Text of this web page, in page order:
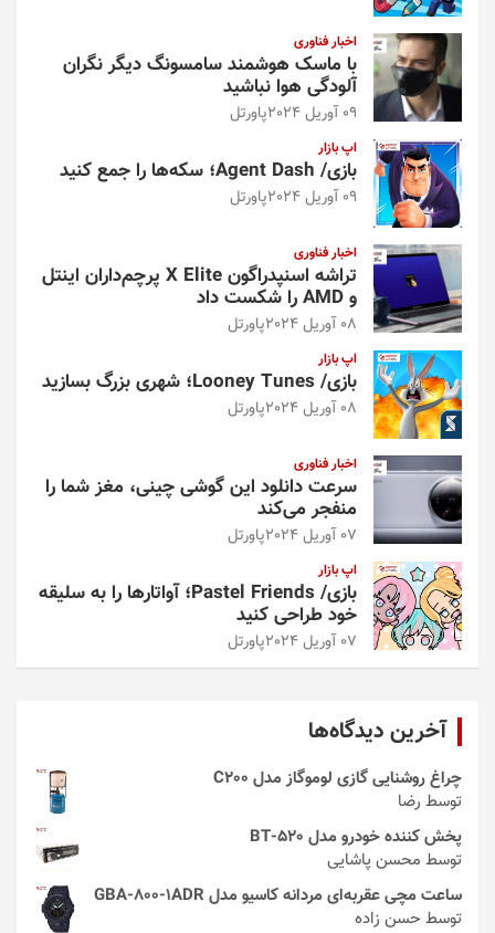
اخبار فناوری
با ماسک هوشمند سامسونگ دیگر نگران
آلودگی هوا نباشید
09 آوریل 2024 پاورتل
اپ بازار
بازی/ Agent Dash؛ سکه‌ها را جمع کنید
09 آوریل 2024 پاورتل
اخبار فناوری
تراشه اسنپدراگون X Elite پرچم‌داران اینتل
و AMD را شکست داد
08 آوریل 2024 پاورتل
اپ بازار
بازی/ Looney Tunes؛ شهری بزرگ بسازید
08 آوریل 2024 پاورتل
اخبار فناوری
سرعت دانلود این گوشی چینی، مغز شما را
منفجر می‌کند
07 آوریل 2024 پاورتل
اپ بازار
بازی/ Pastel Friends؛ آواتارها را به سلیقه
خود طراحی کنید
07 آوریل 2024 پاورتل
آخرین دیدگاه‌ها
چراغ روشنایی گازی لوموگاز مدل C200
توسط رضا
پخش کننده خودرو مدل 520-BT
توسط محسن پاشایی
ساعت مچی عقربه‌ای مردانه کاسیو مدل GBA-800-1ADR
توسط حسن زاده